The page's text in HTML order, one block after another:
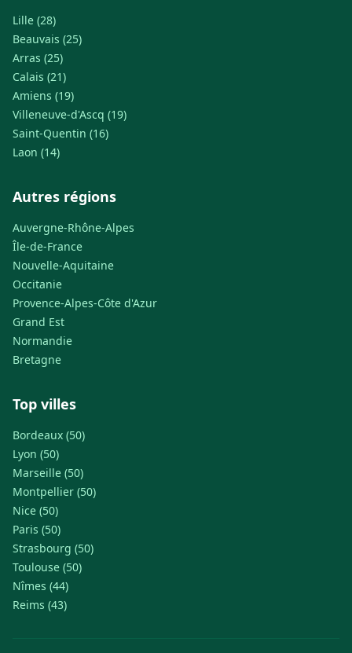
Lille (28)
Beauvais (25)
Arras (25)
Calais (21)
Amiens (19)
Villeneuve-d'Ascq (19)
Saint-Quentin (16)
Laon (14)
Autres régions
Auvergne-Rhône-Alpes
Île-de-France
Nouvelle-Aquitaine
Occitanie
Provence-Alpes-Côte d'Azur
Grand Est
Normandie
Bretagne
Top villes
Bordeaux (50)
Lyon (50)
Marseille (50)
Montpellier (50)
Nice (50)
Paris (50)
Strasbourg (50)
Toulouse (50)
Nîmes (44)
Reims (43)